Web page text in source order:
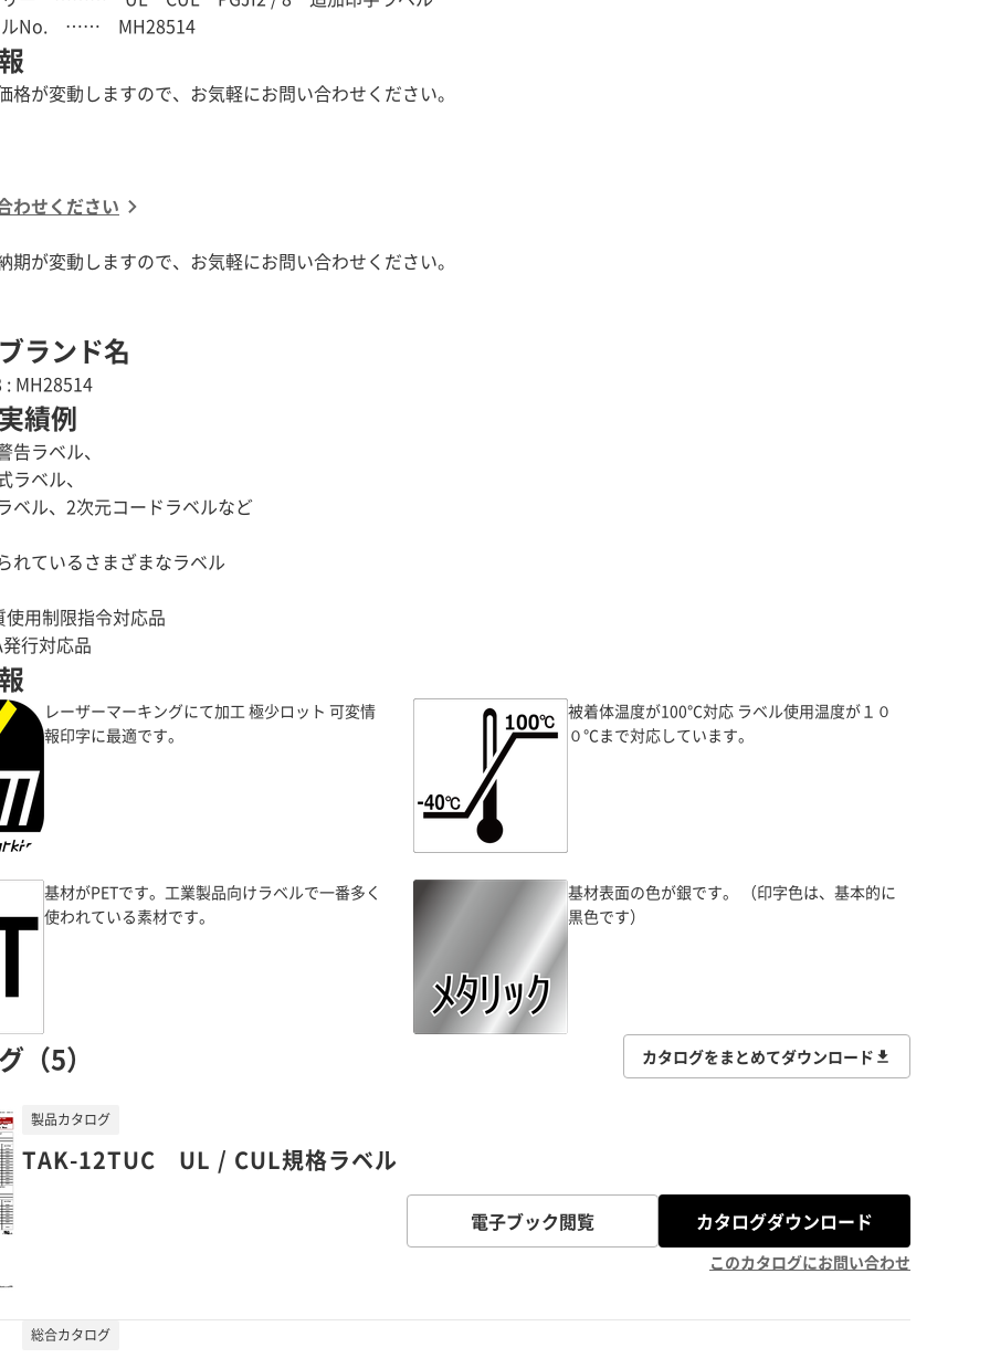
ルNo. …… MH28514
格が変動しますので、お気軽にお問い合わせください。
わせください
期が変動しますので、お気軽にお問い合わせください。
ランド名
: MH28514
績例
ラベル、
ベル、
ベル、2次元コードラベルなど
れているさまざまなラベル
用制限指令対応品
レーザーマーキングにて加工 極少ロット 可変情
報印字に最適です。
被着体温度が100℃対応 ラベル使用温度が１０
０℃まで対応しています。
基材がPETです。工業製品向けラベルで一番多く
使われている素材です。
基材表面の色が銀です。 （印字色は、基本的に
黒色です）
（5） カタログをまとめてダウンロード
TAK-12TUC UL / CUL規格ラベル
製品カタログ
電子ブック閲覧 カタログダウンロード
このカタログにお問い合わせ
総合カタログ